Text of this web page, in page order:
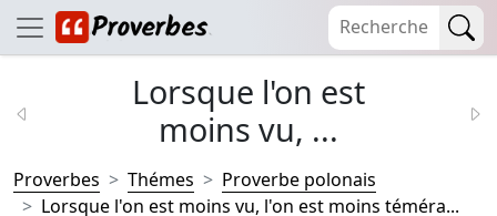
Lorsque l'on est
moins vu, ...
Proverbes Thémes
Proverbe polonais
Lorsque l'on est moins vu, l'on est moins téméra...